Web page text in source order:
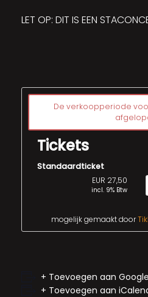
LET OP: DIT IS EEN
De verkoopperiode
Tickets
Standaardticket
EUR 27,50
incl. 9% Btw
mogelijk gemaakt door
+ Toevoegen aan
+ Toevoegen aan